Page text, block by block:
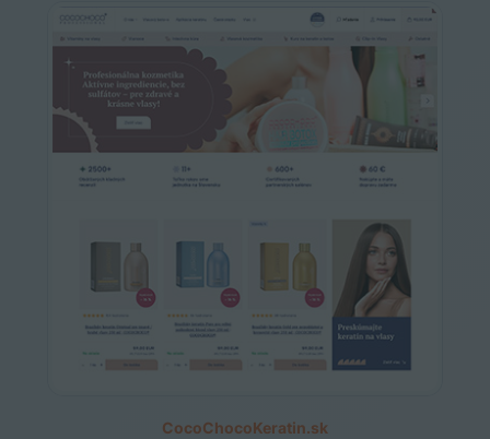
CocoChocoKeratin.sk